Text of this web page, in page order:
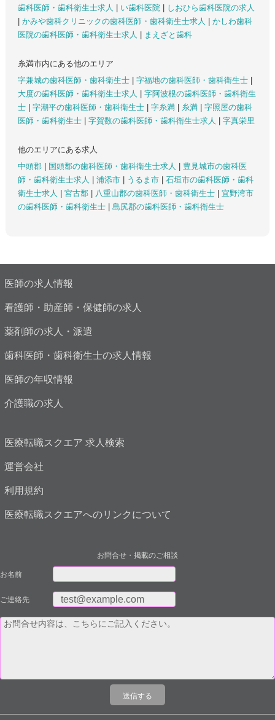
歯科医師・歯科衛生士求人
い歯科医院
しおひら歯科医院の求人
かみや歯科クリニックの歯科医師・歯科衛生士求人
かしわ歯科
医院の歯科医師・歯科衛生士求人
まえざと歯科
糸満市内にある他のエリア
字兼城の歯科医師・歯科衛生士
字福地の歯科医師・歯科衛生士
大度の歯科医師・歯科衛生士求人
字阿波根の歯科医師・歯科衛生
士
字潮平の歯科医師・歯科衛生士 字糸満 糸満
字照屋の歯科
医師・歯科衛生士
字賀数の歯科医師・歯科衛生士求人 字真栄里
他のエリアにある求人
中頭郡
国頭郡の歯科医師・歯科衛生士求人
豊見城市の歯科医
師・歯科衛生士求人
浦添市 うるま市
石垣市の歯科医師・歯科
衛生士求人
宮古郡 八重山郡の歯科医師・歯科衛生士
宜野湾市
の歯科医師・歯科衛生士
島尻郡の歯科医師・歯科衛生士
医師の求人情報
看護師・助産師・保健師の求人
薬剤師の求人・派遣
歯科医師・歯科衛生士の求人情報
医師の年収情報
介護職の求人
医療転職スクエア 求人検索
運営会社
利用規約
医療転職スクエアへのリンクについて
お問合せ・掲載のご相談
お名前
ご連絡先